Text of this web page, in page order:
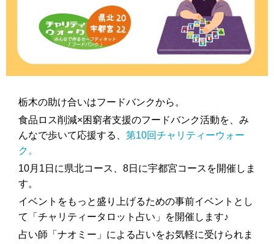
栃木の助け合いはフードバンクから。
食品ロス削減×困窮者支援のフードバンク活動を、み
んなで歩いて応援する、 第10回チャリティーウォー
ク。
10月1日に県北コース、8日に宇都宮コースを開催しま
す。
イベントをもっと盛り上げるための事前イベントとし
て「チャリティータロット占い」を開催します♪
占い師「ナオミー」による占いをお気軽に受けられま